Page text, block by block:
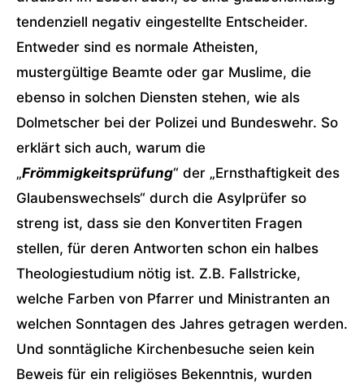
tendenziell negativ eingestellte Entscheider.
Entweder sind es normale Atheisten,
mustergültige Beamte oder gar Muslime, die
ebenso in solchen Diensten stehen, wie als
Dolmetscher bei der Polizei und Bundeswehr. So
erklärt sich auch, warum die
„Frömmigkeitsprüfung“ der „Ernsthaftigkeit des
Glaubenswechsels“ durch die Asylprüfer so
streng ist, dass sie den Konvertiten Fragen
stellen, für deren Antworten schon ein halbes
Theologiestudium nötig ist. Z.B. Fallstricke,
welche Farben von Pfarrer und Ministranten an
welchen Sonntagen des Jahres getragen werden.
Und sonntägliche Kirchenbesuche seien kein
Beweis für ein religiöses Bekenntnis, wurden